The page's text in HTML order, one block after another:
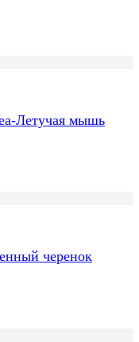
Летучая мышь
черенок